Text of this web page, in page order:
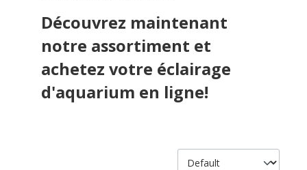
Découvrez maintenant
notre assortiment et
achetez votre éclairage
d'aquarium en ligne!